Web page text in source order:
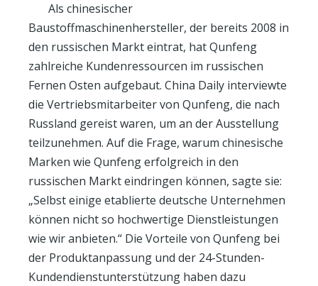
Als chinesischer
Baustoffmaschinenhersteller, der bereits 2008 in
den russischen Markt eintrat, hat Qunfeng
zahlreiche Kundenressourcen im russischen
Fernen Osten aufgebaut. China Daily interviewte
die Vertriebsmitarbeiter von Qunfeng, die nach
Russland gereist waren, um an der Ausstellung
teilzunehmen. Auf die Frage, warum chinesische
Marken wie Qunfeng erfolgreich in den
russischen Markt eindringen können, sagte sie:
„Selbst einige etablierte deutsche Unternehmen
können nicht so hochwertige Dienstleistungen
wie wir anbieten.“ Die Vorteile von Qunfeng bei
der Produktanpassung und der 24-Stunden-
Kundendienstunterstützung haben dazu